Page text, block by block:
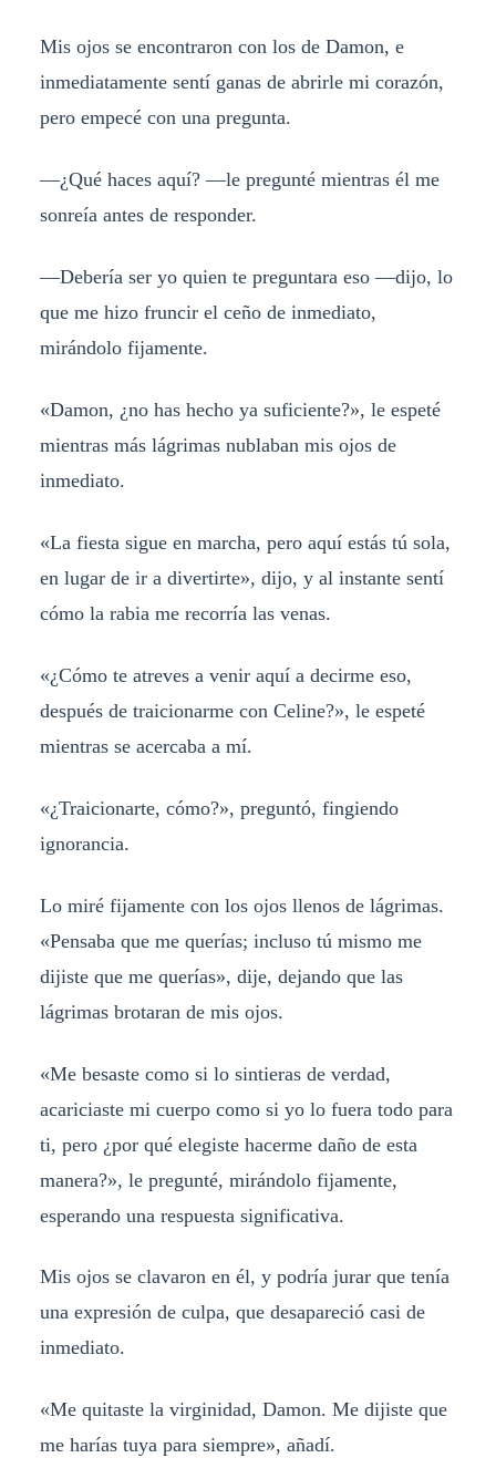
Mis ojos se encontraron con los de Damon, e
inmediatamente sentí ganas de abrirle mi corazón,
pero empecé con una pregunta.
—¿Qué haces aquí? —le pregunté mientras él me
sonreía antes de responder.
—Debería ser yo quien te preguntara eso —dijo, lo
que me hizo fruncir el ceño de inmediato,
mirándolo fijamente.
«Damon, ¿no has hecho ya suficiente?», le espeté
mientras más lágrimas nublaban mis ojos de
inmediato.
«La fiesta sigue en marcha, pero aquí estás tú sola,
en lugar de ir a divertirte», dijo, y al instante sentí
cómo la rabia me recorría las venas.
«¿Cómo te atreves a venir aquí a decirme eso,
después de traicionarme con Celine?», le espeté
mientras se acercaba a mí.
«¿Traicionarte, cómo?», preguntó, fingiendo
ignorancia.
Lo miré fijamente con los ojos llenos de lágrimas.
«Pensaba que me querías; incluso tú mismo me
dijiste que me querías», dije, dejando que las
lágrimas brotaran de mis ojos.
«Me besaste como si lo sintieras de verdad,
acariciaste mi cuerpo como si yo lo fuera todo para
ti, pero ¿por qué elegiste hacerme daño de esta
manera?», le pregunté, mirándolo fijamente,
esperando una respuesta significativa.
Mis ojos se clavaron en él, y podría jurar que tenía
una expresión de culpa, que desapareció casi de
inmediato.
«Me quitaste la virginidad, Damon. Me dijiste que
me harías tuya para siempre», añadí.